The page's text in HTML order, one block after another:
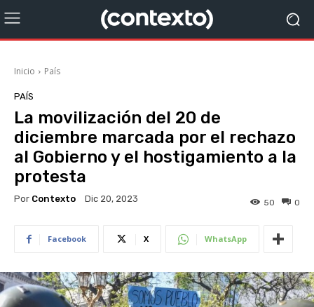
Inicio País
PAÍS
La movilización del 20 de
diciembre marcada por el rechazo
al Gobierno y el hostigamiento a la
protesta
Por Contexto Dic 20, 2023 0
50
Facebook X WhatsApp